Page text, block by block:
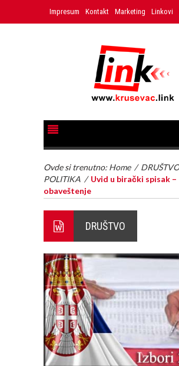
Impresum Kontakt Marketing Linkovi
Ovde si trenutno: Home / DRUŠTVO
POLITIKA / Uvid u birački spisak –
obaveštenje
DRUŠTVO